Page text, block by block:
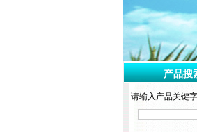
产品搜
请输入产品关键字